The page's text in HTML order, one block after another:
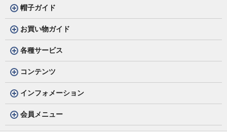
帽子ガイド
お買い物ガイド
各種サービス
コンテンツ
インフォメーション
会員メニュー